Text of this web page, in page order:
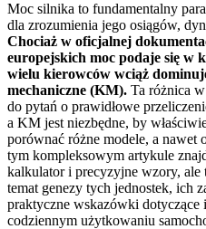
Moc silnika to fundamentalny
dla zrozumienia jego osiągów,
Chociaż w oficjalnej
europejskich moc podaje się w
wielu kierowców wciąż
mechaniczne (KM). Ta różnica
do pytań o prawidłowe
a KM jest niezbędne, by
porównać różne modele, a nawet
tym kompleksowym artykule
kalkulator i precyzyjne wzory, ale
temat genezy tych jednostek, ich
praktyczne wskazówki
codziennym użytkowaniu